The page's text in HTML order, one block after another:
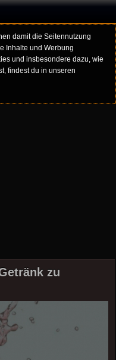
damit die Seitennutzung
Inhalte und Werbung
und insbesondere dazu, wie
findest du in unseren
zu